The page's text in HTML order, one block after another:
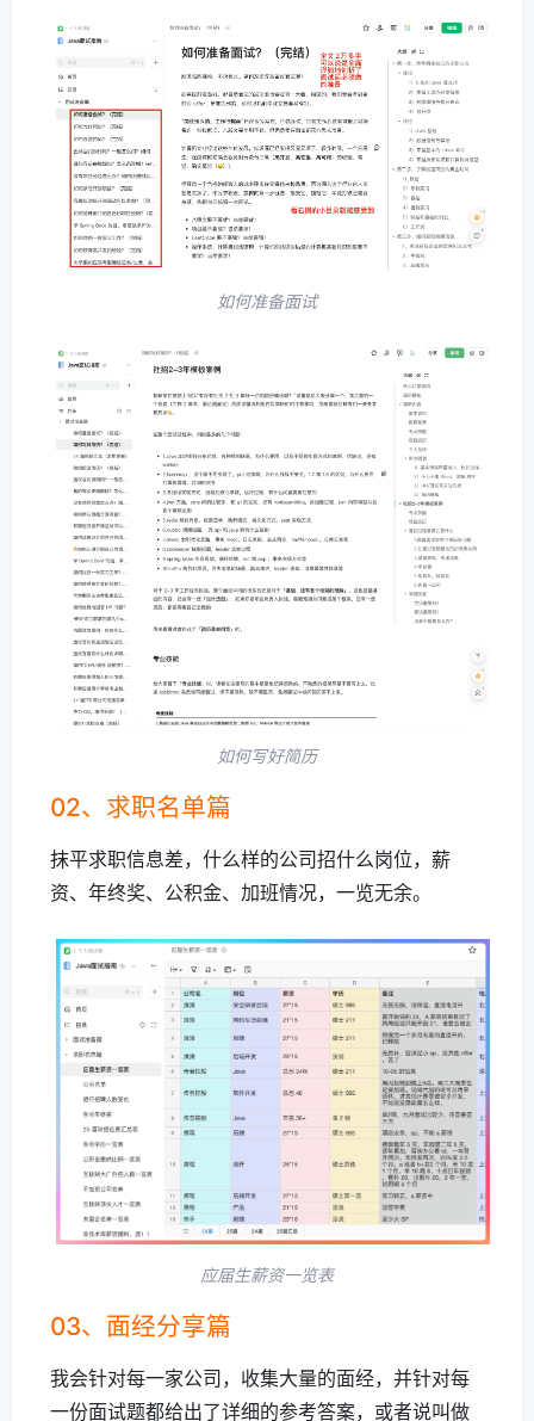
如何准备面试
如何写好简历
02、求职名单篇
抹平求职信息差，什么样的公司招什么岗位，薪
资、年终奖、公积金、加班情况，一览无余。
应届生薪资一览表
03、面经分享篇
我会针对每一家公司，收集大量的面经，并针对每
一份面试题都给出了详细的参考答案，或者说叫做